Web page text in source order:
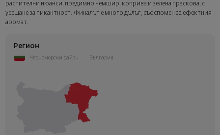
Добавете луксозна подаръчна опаковка и персонализирана
картичка с ваше пожелание. Изберете тази опция в
следващата стъпка от поръчката.
растителни нюанси, предимно чемшир, коприва и зелена праскова, с
усещане за пикантност. Финалът е много дълъг, със спомен за ефектния
аромат.
Регион
Черноморски район България